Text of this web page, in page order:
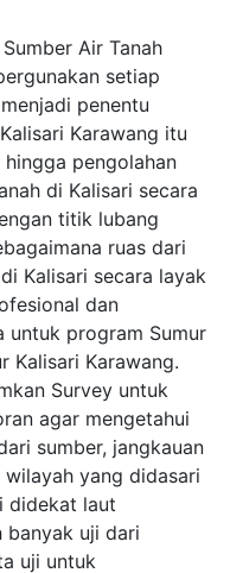
Air Tanah
setiap
penentu
Karawang itu
pengolahan
di Kalisari secara
titik lubang
ruas dari
Kalisari secara layak
dan
untuk program Sumur
Kalisari Karawang.
Survey untuk
agar mengetahui
sumber, jangkauan
yang didasari
didekat laut
banyak uji dari
uji untuk